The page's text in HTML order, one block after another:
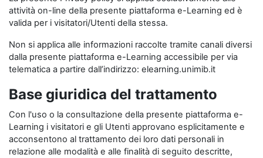
attività on-line della presente piattaforma e-Learning ed è
valida per i visitatori/Utenti della stessa.
Non si applica alle informazioni raccolte tramite canali diversi
dalla presente piattaforma e-Learning accessibile per via
telematica a partire dall’indirizzo: elearning.unimib.it
Base giuridica del trattamento
Con l'uso o la consultazione della presente piattaforma e-
Learning i visitatori e gli Utenti approvano esplicitamente e
acconsentono al trattamento dei loro dati personali in
relazione alle modalità e alle finalità di seguito descritte,